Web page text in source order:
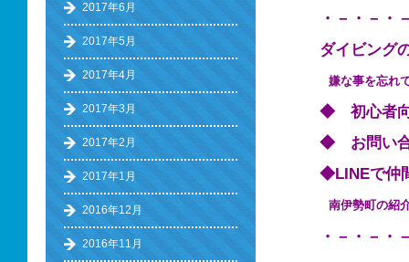
・－・－・
ダイビング
嫌な事を忘れ
◆ 初心
◆ お問い
◆LINEで
南伊勢町
・－・－・
2017年6月
2017年5月
2017年4月
2017年3月
2017年2月
2017年1月
2016年12月
2016年11月